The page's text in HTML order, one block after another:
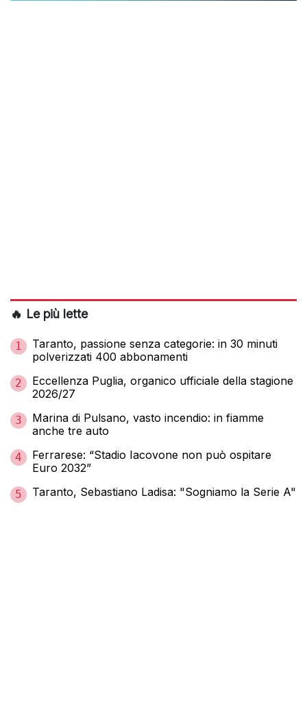
🔥 Le più lette
1
Taranto, passione senza categorie: in 30 minuti
polverizzati 400 abbonamenti
2
Eccellenza Puglia, organico ufficiale della stagione
2026/27
3
Marina di Pulsano, vasto incendio: in fiamme
anche tre auto
4
Ferrarese: “Stadio Iacovone non può ospitare
Euro 2032”
5 Taranto, Sebastiano Ladisa: "Sogniamo la Serie A"